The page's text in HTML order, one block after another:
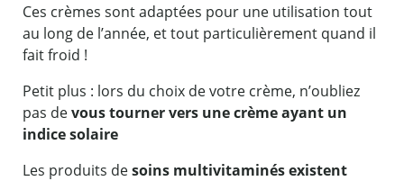
Ces crèmes sont adaptées pour une utilisation tout
au long de l’année, et tout particulièrement quand il
fait froid !
Petit plus : lors du choix de votre crème, n’oubliez
pas devous tourner vers une crème ayant un
indice solaire
Les produits desoins multivitaminés existent